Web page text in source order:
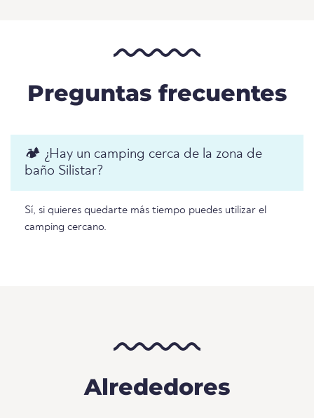
Preguntas frecuentes
🏕️ ¿Hay un camping cerca de la zona de
baño Silistar?
Sí, si quieres quedarte más tiempo puedes utilizar el
camping cercano.
Alrededores